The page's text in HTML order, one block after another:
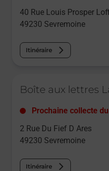
40 Rue Louis Prosper
49230 Sevremoine
Itinéraire
Boîte aux lettres
Prochaine collecte
2 Rue Du Fief D Ares
49230 Sevremoine
Itinéraire